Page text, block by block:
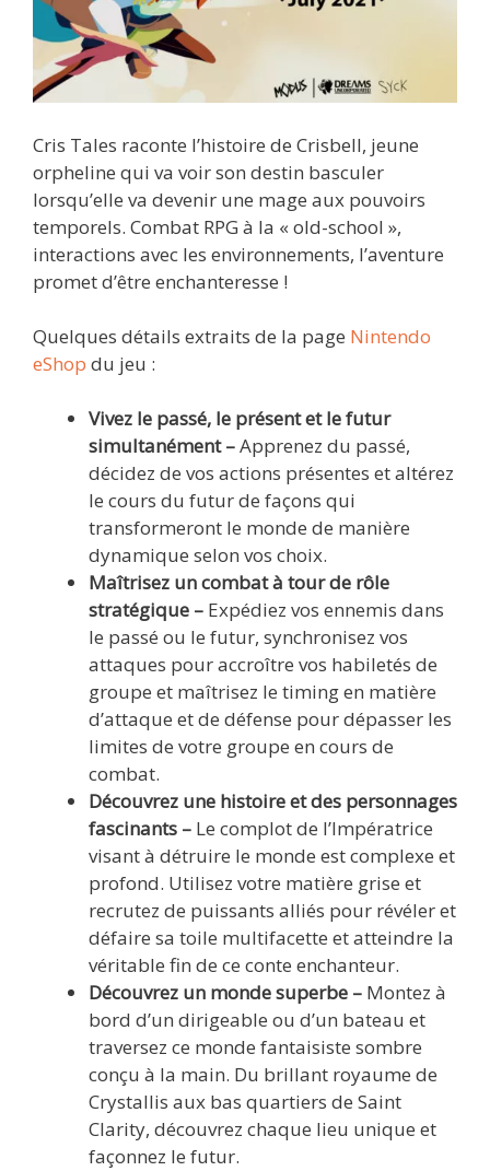
Cris Tales raconte l’histoire de Crisbell, jeune
orpheline qui va voir son destin basculer
lorsqu’elle va devenir une mage aux pouvoirs
temporels. Combat RPG à la « old-school »,
interactions avec les environnements, l’aventure
promet d’être enchanteresse !
Quelques détails extraits de la page Nintendo
eShop du jeu :
Vivez le passé, le présent et le futur
simultanément –Apprenez du passé,
décidez de vos actions présentes et altérez
le cours du futur de façons qui
transformeront le monde de manière
dynamique selon vos choix.
Maîtrisez un combat à tour de rôle
stratégique – Expédiez vos ennemis dans
le passé ou le futur, synchronisez vos
attaques pour accroître vos habiletés de
groupe et maîtrisez le timing en matière
d’attaque et de défense pour dépasser les
limites de votre groupe en cours de
combat.
Découvrez une histoire et des personnages
fascinants – Le complot de l’Impératrice
visant à détruire le monde est complexe et
profond. Utilisez votre matière grise et
recrutez de puissants alliés pour révéler et
défaire sa toile multifacette et atteindre la
véritable fin de ce conte enchanteur.
Découvrez un monde superbe – Montez à
bord d’un dirigeable ou d’un bateau et
traversez ce monde fantaisiste sombre
conçu à la main. Du brillant royaume de
Crystallis aux bas quartiers de Saint
Clarity, découvrez chaque lieu unique et
façonnez le futur.